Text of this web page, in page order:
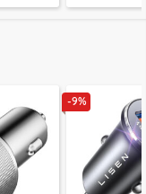
-9%